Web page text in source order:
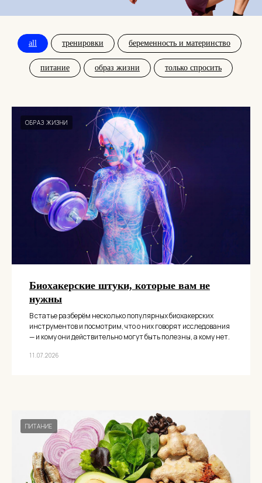
all тренировки беременность и материнство
питание образ жизни только спросить
ОБРАЗ ЖИЗНИ
Биохакерские штуки, которые вам не
нужны
В статье разберём несколько популярных биохакерских
инструментов и посмотрим, что о них говорят исследования
— и кому они действительно могут быть полезны, а кому нет.
11.07.2026
ПИТАНИЕ